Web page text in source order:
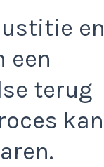
en
een
terug
kan